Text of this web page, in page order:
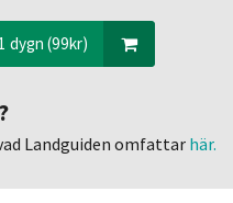
dygn (99kr)
Landguiden omfattar här.